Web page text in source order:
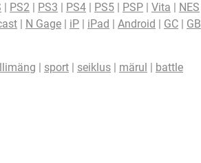
| PS2 | PS3 | PS4 | PS5 | PSP | Vita | NES
| N Gage | iP | iPad | Android | GC | GB
| sport | seiklus | märul | battle